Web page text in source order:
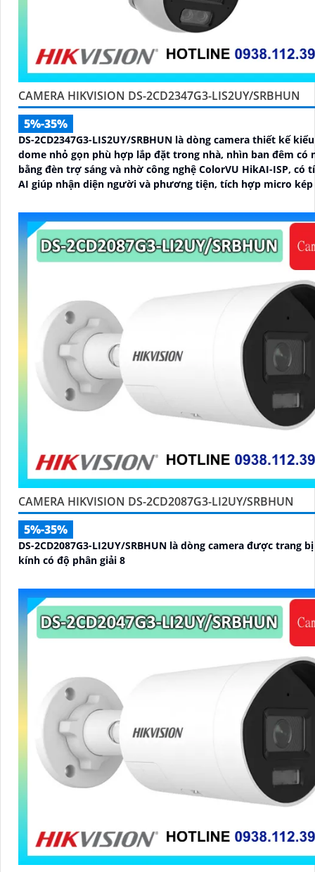
CAMERA HIKVISION DS-2CD2347G3-LIS2UY/SRBHUN
5%-35%
DS-2CD2347G3-LIS2UY/SRBHUN là dòng camera thiết kế
dome nhỏ gọn phù hợp lắp đặt trong nhà, nhìn ban đêm có
bằng đèn trợ sáng và nhờ công nghệ ColorVU HikAI-ISP, có
AI giúp nhận diện người và phương tiện, tích hợp micro kép
CAMERA HIKVISION DS-2CD2087G3-LI2UY/SRBHUN
5%-35%
DS-2CD2087G3-LI2UY/SRBHUN là dòng camera được trang
kính có độ phân giải 8